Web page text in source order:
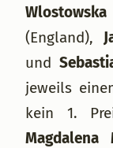
Wlostowska
(England),
und
jeweils
kein 1.
Magdalena